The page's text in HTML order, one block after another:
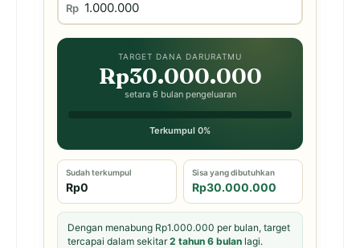
Rp
TARGET DANA DARURATMU
Rp30.000.000
setara 6 bulan pengeluaran
Terkumpul 0%
Sudah terkumpul
Rp0
Sisa yang dibutuhkan
Rp30.000.000
Dengan menabung Rp1.000.000 per bulan, target
tercapai dalam sekitar2 tahun 6 bulan lagi.